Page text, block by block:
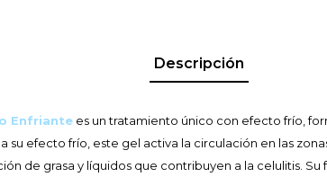
Descripción
Enfriante es un tratamiento único con efecto frío,
su efecto frío, este gel activa la circulación en las
de grasa y líquidos que contribuyen a la celulitis.